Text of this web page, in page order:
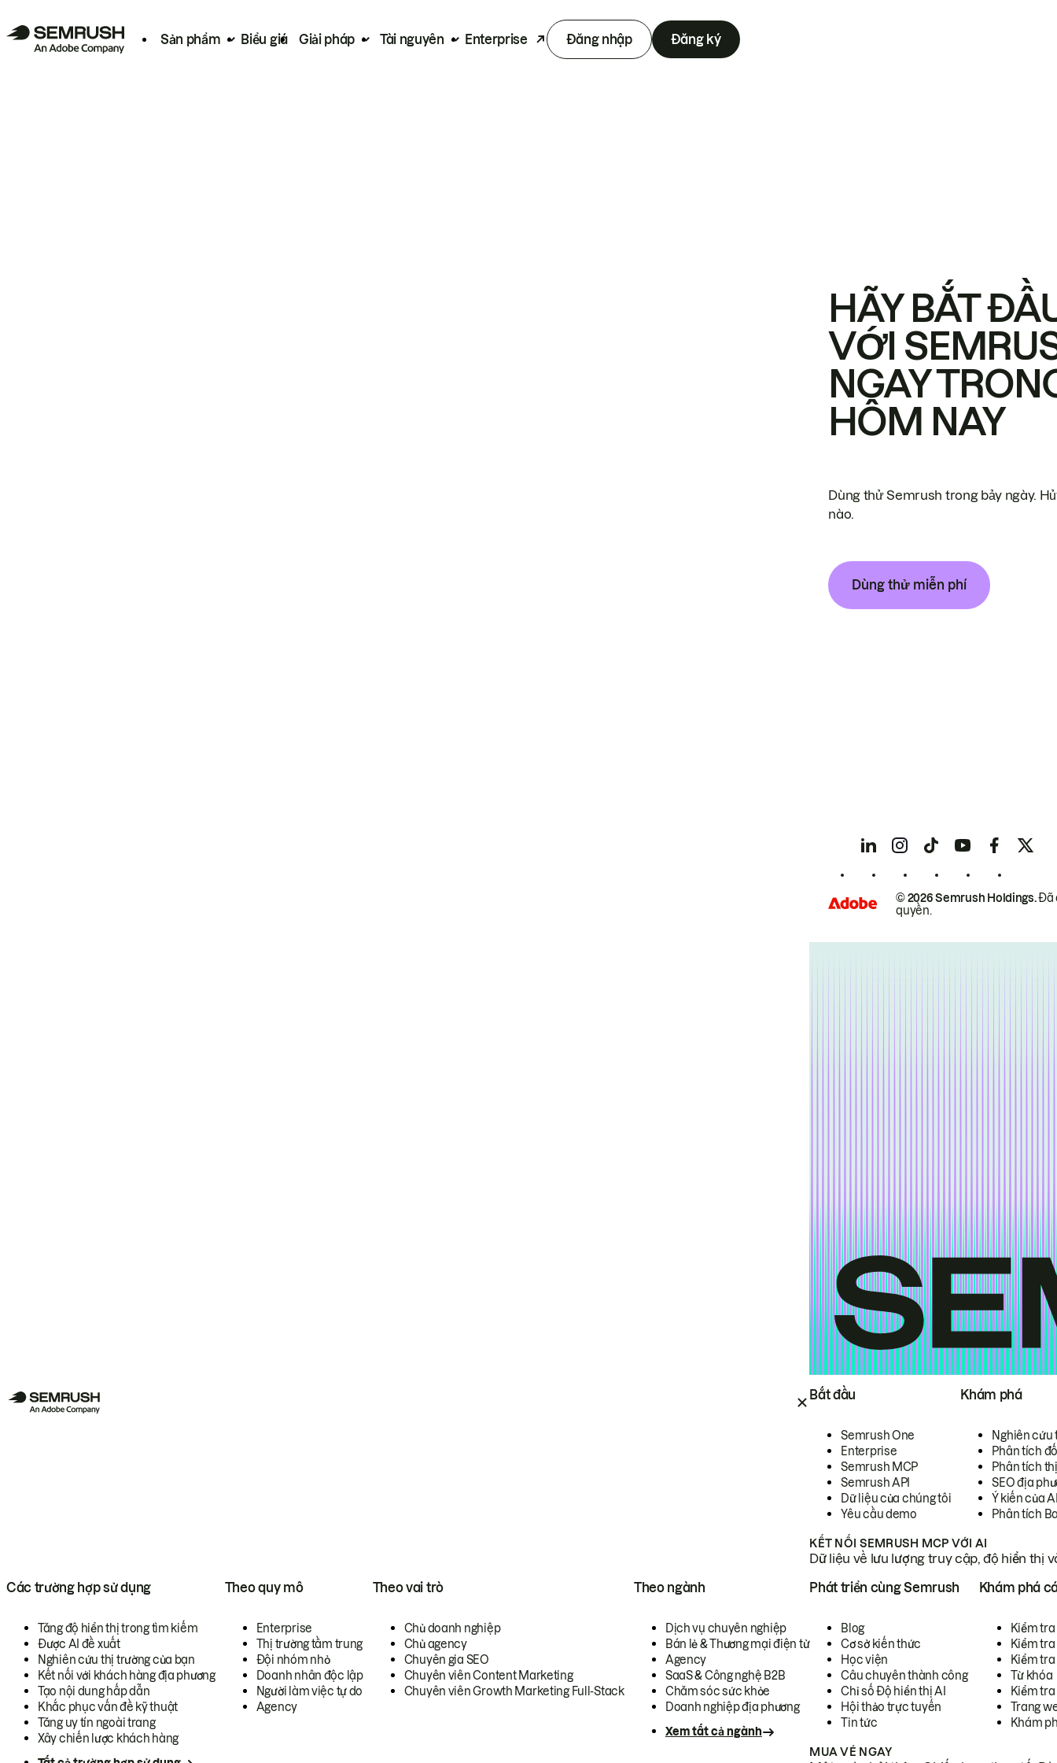
Sản phẩm Biểu giá Giải pháp Tài nguyên Enterprise Đăng nhập Đăng ký
Bắt đầu
Semrush One
Enterprise
Semrush MCP
Semrush API
Dữ liệu của chúng tôi
Yêu cầu demo
Khám phá
Nghiên cứu
Phân tích
Phân tích
SEO địa
Ý kiến của
Phân tích
KẾT NỐI SEMRUSH MCP VỚI AI
Dữ liệu về lưu lượng truy cập, độ hiển thị
Các trường hợp sử dụng
Tăng độ hiển thị trong tìm kiếm
Được AI đề xuất
Nghiên cứu thị trường của bạn
Kết nối với khách hàng địa phương
Tạo nội dung hấp dẫn
Khắc phục vấn đề kỹ thuật
Tăng uy tín ngoài trang
Xây chiến lược khách hàng
Theo quy mô
Enterprise
Thị trường tầm trung
Đội nhóm nhỏ
Doanh nhân độc lập
Người làm việc tự do
Agency
Theo vai trò
Chủ doanh nghiệp
Chủ agency
Chuyên gia SEO
Chuyên viên Content Marketing
Chuyên viên Growth Marketing Full-Stack
Theo ngành
Dịch vụ chuyên nghiệp
Bán lẻ & Thương mại điện tử
Agency
SaaS & Công nghệ B2B
Chăm sóc sức khỏe
Doanh nghiệp địa phương
Xem tất cả ngành
Phát triển cùng Semrush
Blog
Cơ sở kiến thức
Học viện
Câu chuyên thành công
Chỉ số Độ hiển thị AI
Hội thảo trực tuyến
Tin tức
Khám phá
Kiểm
Kiểm tra
Kiểm
Từ khóa
Kiểm
Trang
Khám
MUA VÉ NGAY
HÃY BẮT
VỚI
NGAY
HÔM NAY
Dùng thử Semrush trong bảy ngày.
nào.
Dùng thử miễn phí
© 2026 Semrush Holdings.Đã
quyền.